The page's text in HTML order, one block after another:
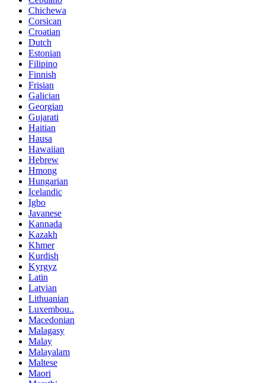
Chichewa
Corsican
Croatian
Dutch
Estonian
Filipino
Finnish
Frisian
Galician
Georgian
Gujarati
Haitian
Hausa
Hawaiian
Hebrew
Hmong
Hungarian
Icelandic
Igbo
Javanese
Kannada
Kazakh
Khmer
Kurdish
Kyrgyz
Latin
Latvian
Lithuanian
Luxembou..
Macedonian
Malagasy
Malay
Malayalam
Maltese
Maori